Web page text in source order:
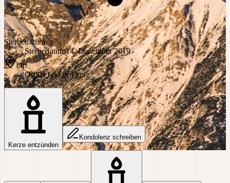
Sterbedatum
Sterbedatum14. Dezember 2019
Ort
OrtSeefeld in Tirol
Kerze entzünden
Kondolenz schreiben